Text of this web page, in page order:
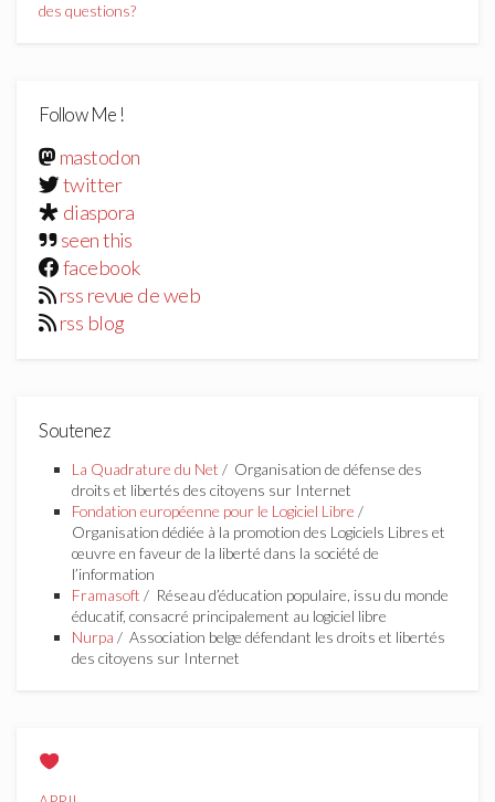
des questions?
Follow Me !
mastodon
twitter
diaspora
seen this
facebook
rss revue de web
rss blog
Soutenez
La Quadrature du Net / Organisation de défense des
droits et libertés des citoyens sur Internet
Fondation européenne pour le Logiciel Libre /
Organisation dédiée à la promotion des Logiciels Libres et
œuvre en faveur de la liberté dans la société de
l’information
Framasoft / Réseau d’éducation populaire, issu du monde
éducatif, consacré principalement au logiciel libre
Nurpa / Association belge défendant les droits et libertés
des citoyens sur Internet